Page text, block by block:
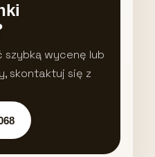
szybką wycenę lub
skontaktuj się z